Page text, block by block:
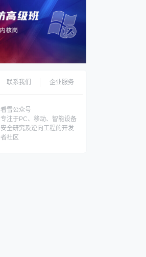
联系我们 企业服务
看雪公众号
专注于PC、移动、智能设备
安全研究及逆向工程的开发
者社区